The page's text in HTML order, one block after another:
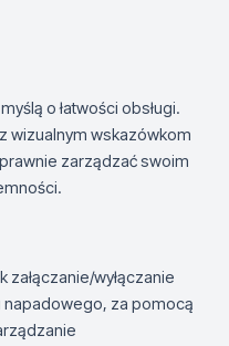
o łatwości obsługi.
wizualnym wskazówkom
zarządzać swoim
załączanie/wyłączanie
napadowego, za pomocą